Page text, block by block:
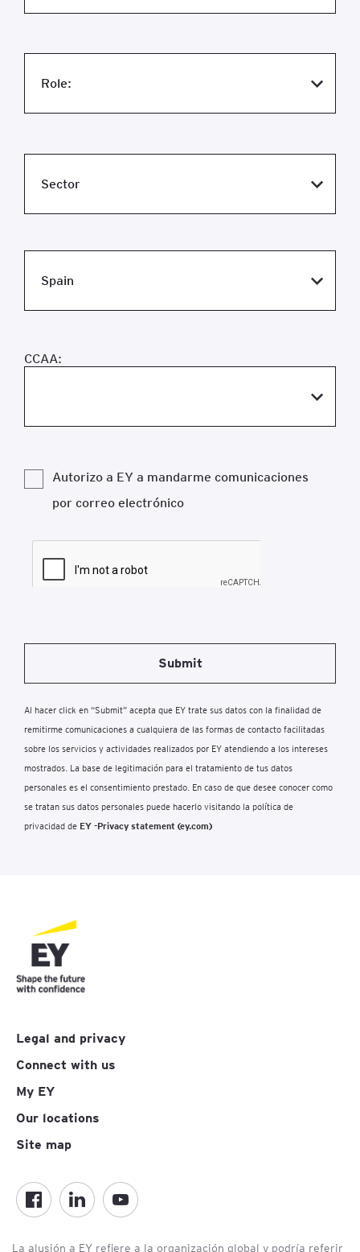
CCAA:
Autorizo a EY a mandarme comunicaciones
por correo electrónico
Submit
Al hacer click en “Submit” acepta que EY trate sus datos con la finalidad de
remitirme comunicaciones a cualquiera de las formas de contacto facilitadas
sobre los servicios y actividades realizados por EY atendiendo a los intereses
mostrados. La base de legitimación para el tratamiento de tus datos
personales es el consentimiento prestado. En caso de que desee conocer como
se tratan sus datos personales puede hacerlo visitando la política de
privacidad de EY -Privacy statement (ey.com)
Legal and privacy
Connect with us
My EY
Our locations
Site map
La alusión a EY refiere a la organización global y podría referir